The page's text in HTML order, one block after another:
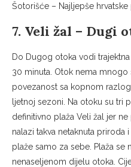
Šotorišće – Najljepše
7. Veli žal – Dugi
Do Dugog otoka vodi
30 minuta. Otok nema mnogo
povezanost sa kopnom
ljetnoj sezoni. Na otoku su tri
definitivno plaža Veli žal jer
nalazi takva netaknuta priroda
plaže samo za sebe. Plaža se
nenaseljenom dijelu otoka.